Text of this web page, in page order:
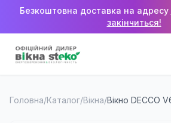
Безкоштовна доставка на адресу
закінчиться!
Головна/Каталог/Вікна/